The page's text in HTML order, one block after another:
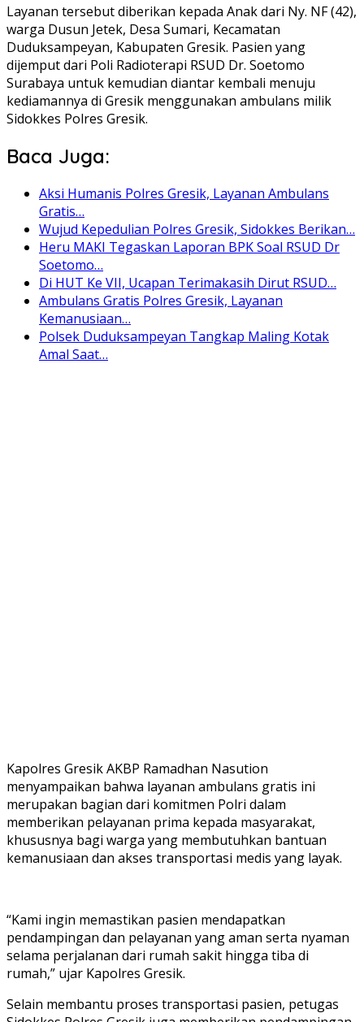
Layanan tersebut diberikan kepada Anak dari Ny. NF (42),
warga Dusun Jetek, Desa Sumari, Kecamatan
Duduksampeyan, Kabupaten Gresik. Pasien yang
dijemput dari Poli Radioterapi RSUD Dr. Soetomo
Surabaya untuk kemudian diantar kembali menuju
kediamannya di Gresik menggunakan ambulans milik
Sidokkes Polres Gresik.
Baca Juga:
Aksi Humanis Polres Gresik, Layanan Ambulans
Gratis…
Wujud Kepedulian Polres Gresik, Sidokkes Berikan…
Heru MAKI Tegaskan Laporan BPK Soal RSUD Dr
Soetomo…
Di HUT Ke VII, Ucapan Terimakasih Dirut RSUD…
Ambulans Gratis Polres Gresik, Layanan
Kemanusiaan…
Polsek Duduksampeyan Tangkap Maling Kotak
Amal Saat…
Kapolres Gresik AKBP Ramadhan Nasution
menyampaikan bahwa layanan ambulans gratis ini
merupakan bagian dari komitmen Polri dalam
memberikan pelayanan prima kepada masyarakat,
khususnya bagi warga yang membutuhkan bantuan
kemanusiaan dan akses transportasi medis yang layak.
“Kami ingin memastikan pasien mendapatkan
pendampingan dan pelayanan yang aman serta nyaman
selama perjalanan dari rumah sakit hingga tiba di
rumah,” ujar Kapolres Gresik.
Selain membantu proses transportasi pasien, petugas